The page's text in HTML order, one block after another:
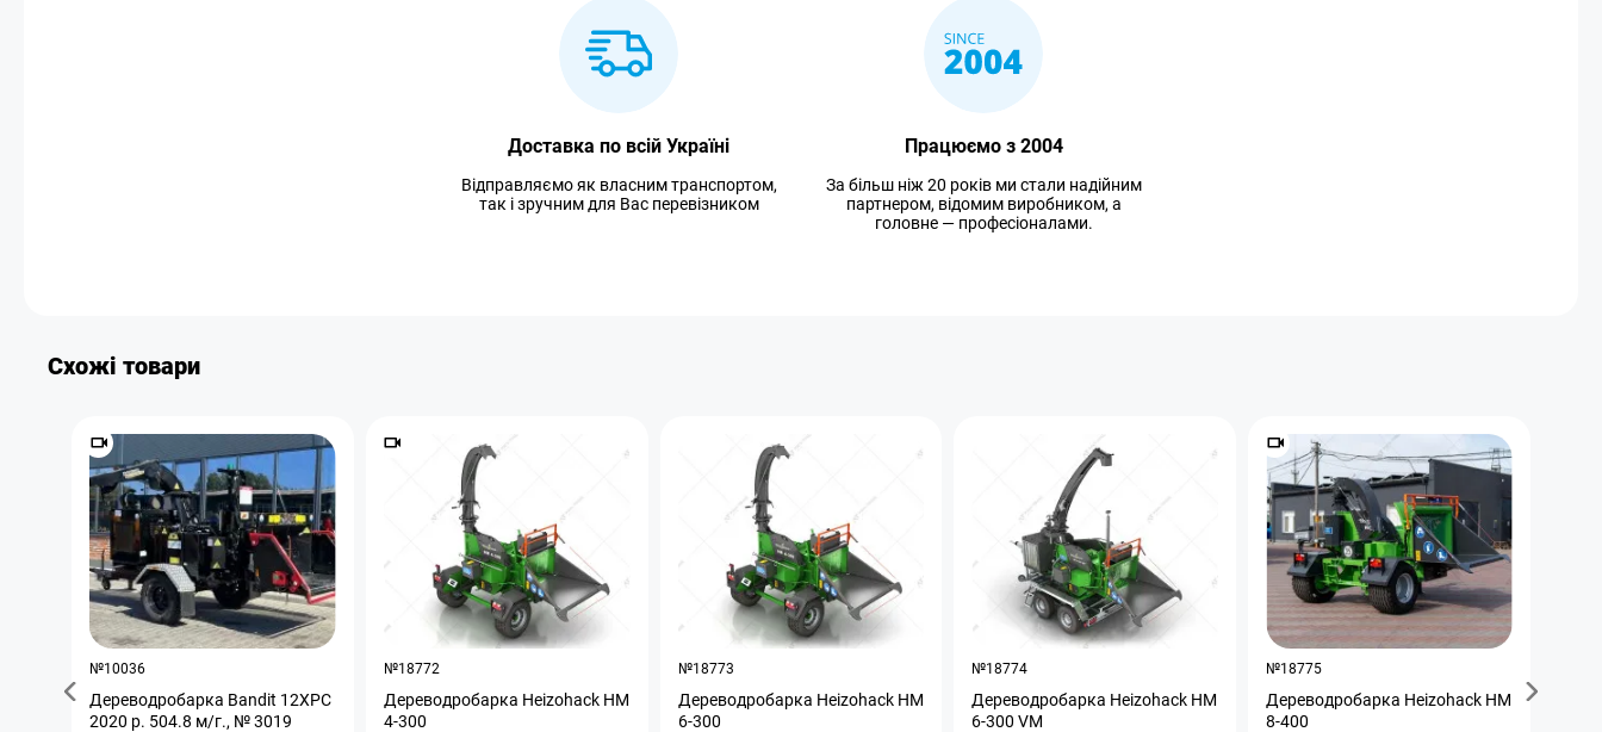
Доставка по всій Україні
Відправляємо як власним транспортом,
так і зручним для Вас перевізником
Працюємо з 2004
За більш ніж 20 років ми стали надійним
партнером, відомим виробником, а
головне — професіоналами.
Схожі товари
№10036
Дереводробарка Bandit 12XPC
2020 р. 504.8 м/г., № 3019
№18772
Дереводробарка Heizohack HM
4-300
№18773
Дереводробарка Heizohack HM
6-300
№18774
Дереводробарка Heizohack HM
6-300 VM
№18775
Дереводробарка Heizohack HM
8-400